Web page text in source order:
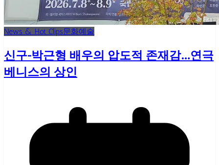
News & Hot Clips문화예술
신구-박근형 배우의 압도적 존재감…연극
베니스의 상인